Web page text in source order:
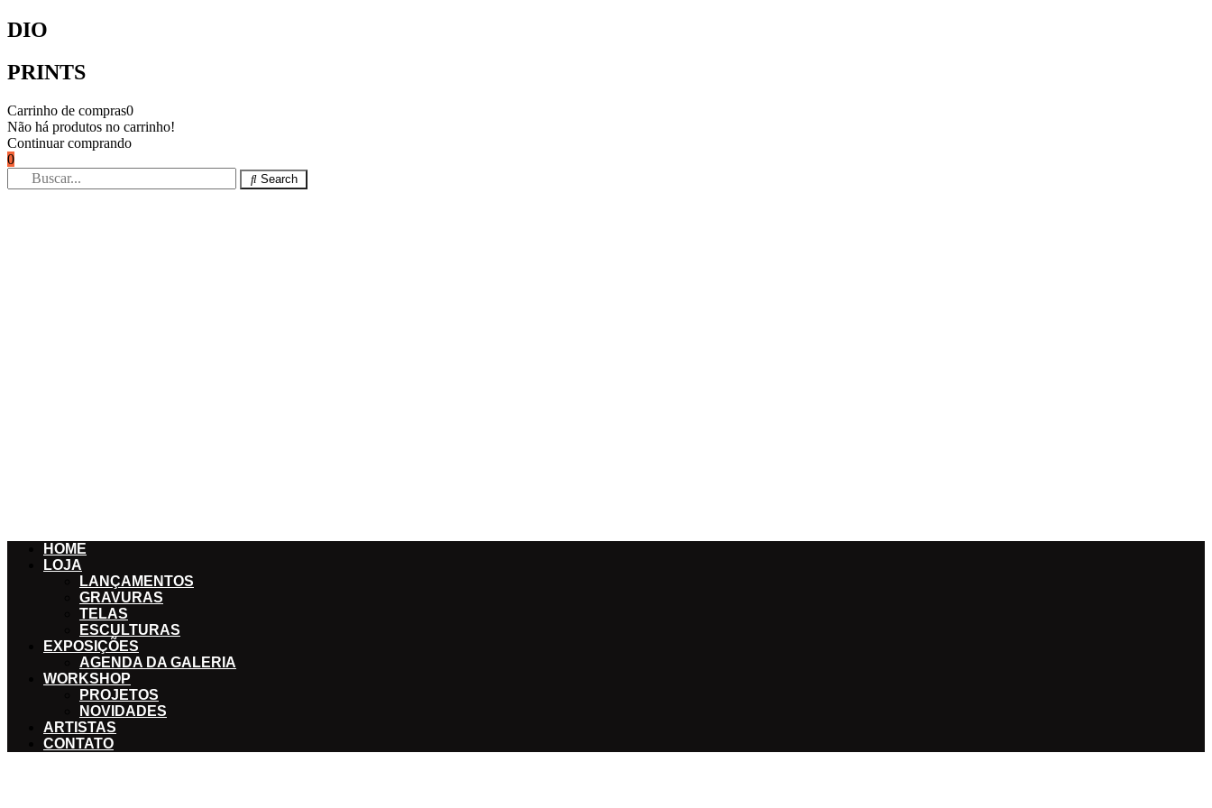
DIO
PRINTS
Carrinho de compras0
Não há produtos no carrinho!
Continuar comprando
0
Search
HOME
LOJA
LANÇAMENTOS
GRAVURAS
TELAS
ESCULTURAS
EXPOSIÇÕES
AGENDA DA GALERIA
WORKSHOP
PROJETOS
NOVIDADES
ARTISTAS
CONTATO